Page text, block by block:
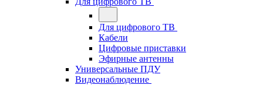
Для цифрового ТВ
Кабели
Цифровые приставки
Эфирные антенны
Универсальные ПДУ
Видеонаблюдение